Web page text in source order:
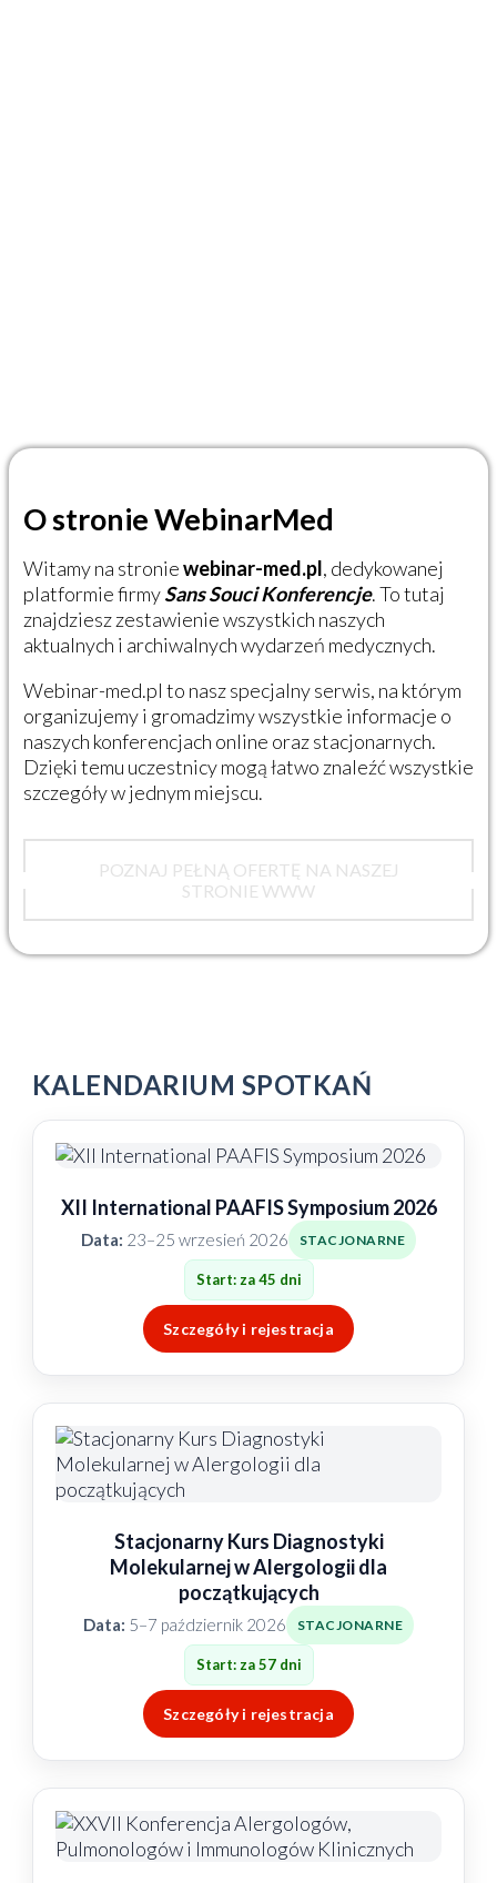
O stronie WebinarMed
Witamy na stroniewebinar-med.pl, dedykowanej
platformie firmySans Souci Konferencje. To tutaj
znajdziesz zestawienie wszystkich naszych
aktualnych i archiwalnych wydarzeń medycznych.
Webinar-med.pl to nasz specjalny serwis, na którym
organizujemy i gromadzimy wszystkie informacje o
naszych konferencjach online oraz stacjonarnych.
Dzięki temu uczestnicy mogą łatwo znaleźć wszystkie
szczegóły w jednym miejscu.
POZNAJ PEŁNĄ OFERTĘ NA NASZEJ
STRONIE WWW
KALENDARIUM SPOTKAŃ
XII International PAAFIS Symposium 2026
Data: 23–25 wrzesień 2026 STACJONARNE
Start: za 45 dni
Szczegóły i rejestracja
Stacjonarny Kurs Diagnostyki
Molekularnej w Alergologii dla
początkujących
Data: 5–7 październik 2026 STACJONARNE
Start: za 57 dni
Szczegóły i rejestracja